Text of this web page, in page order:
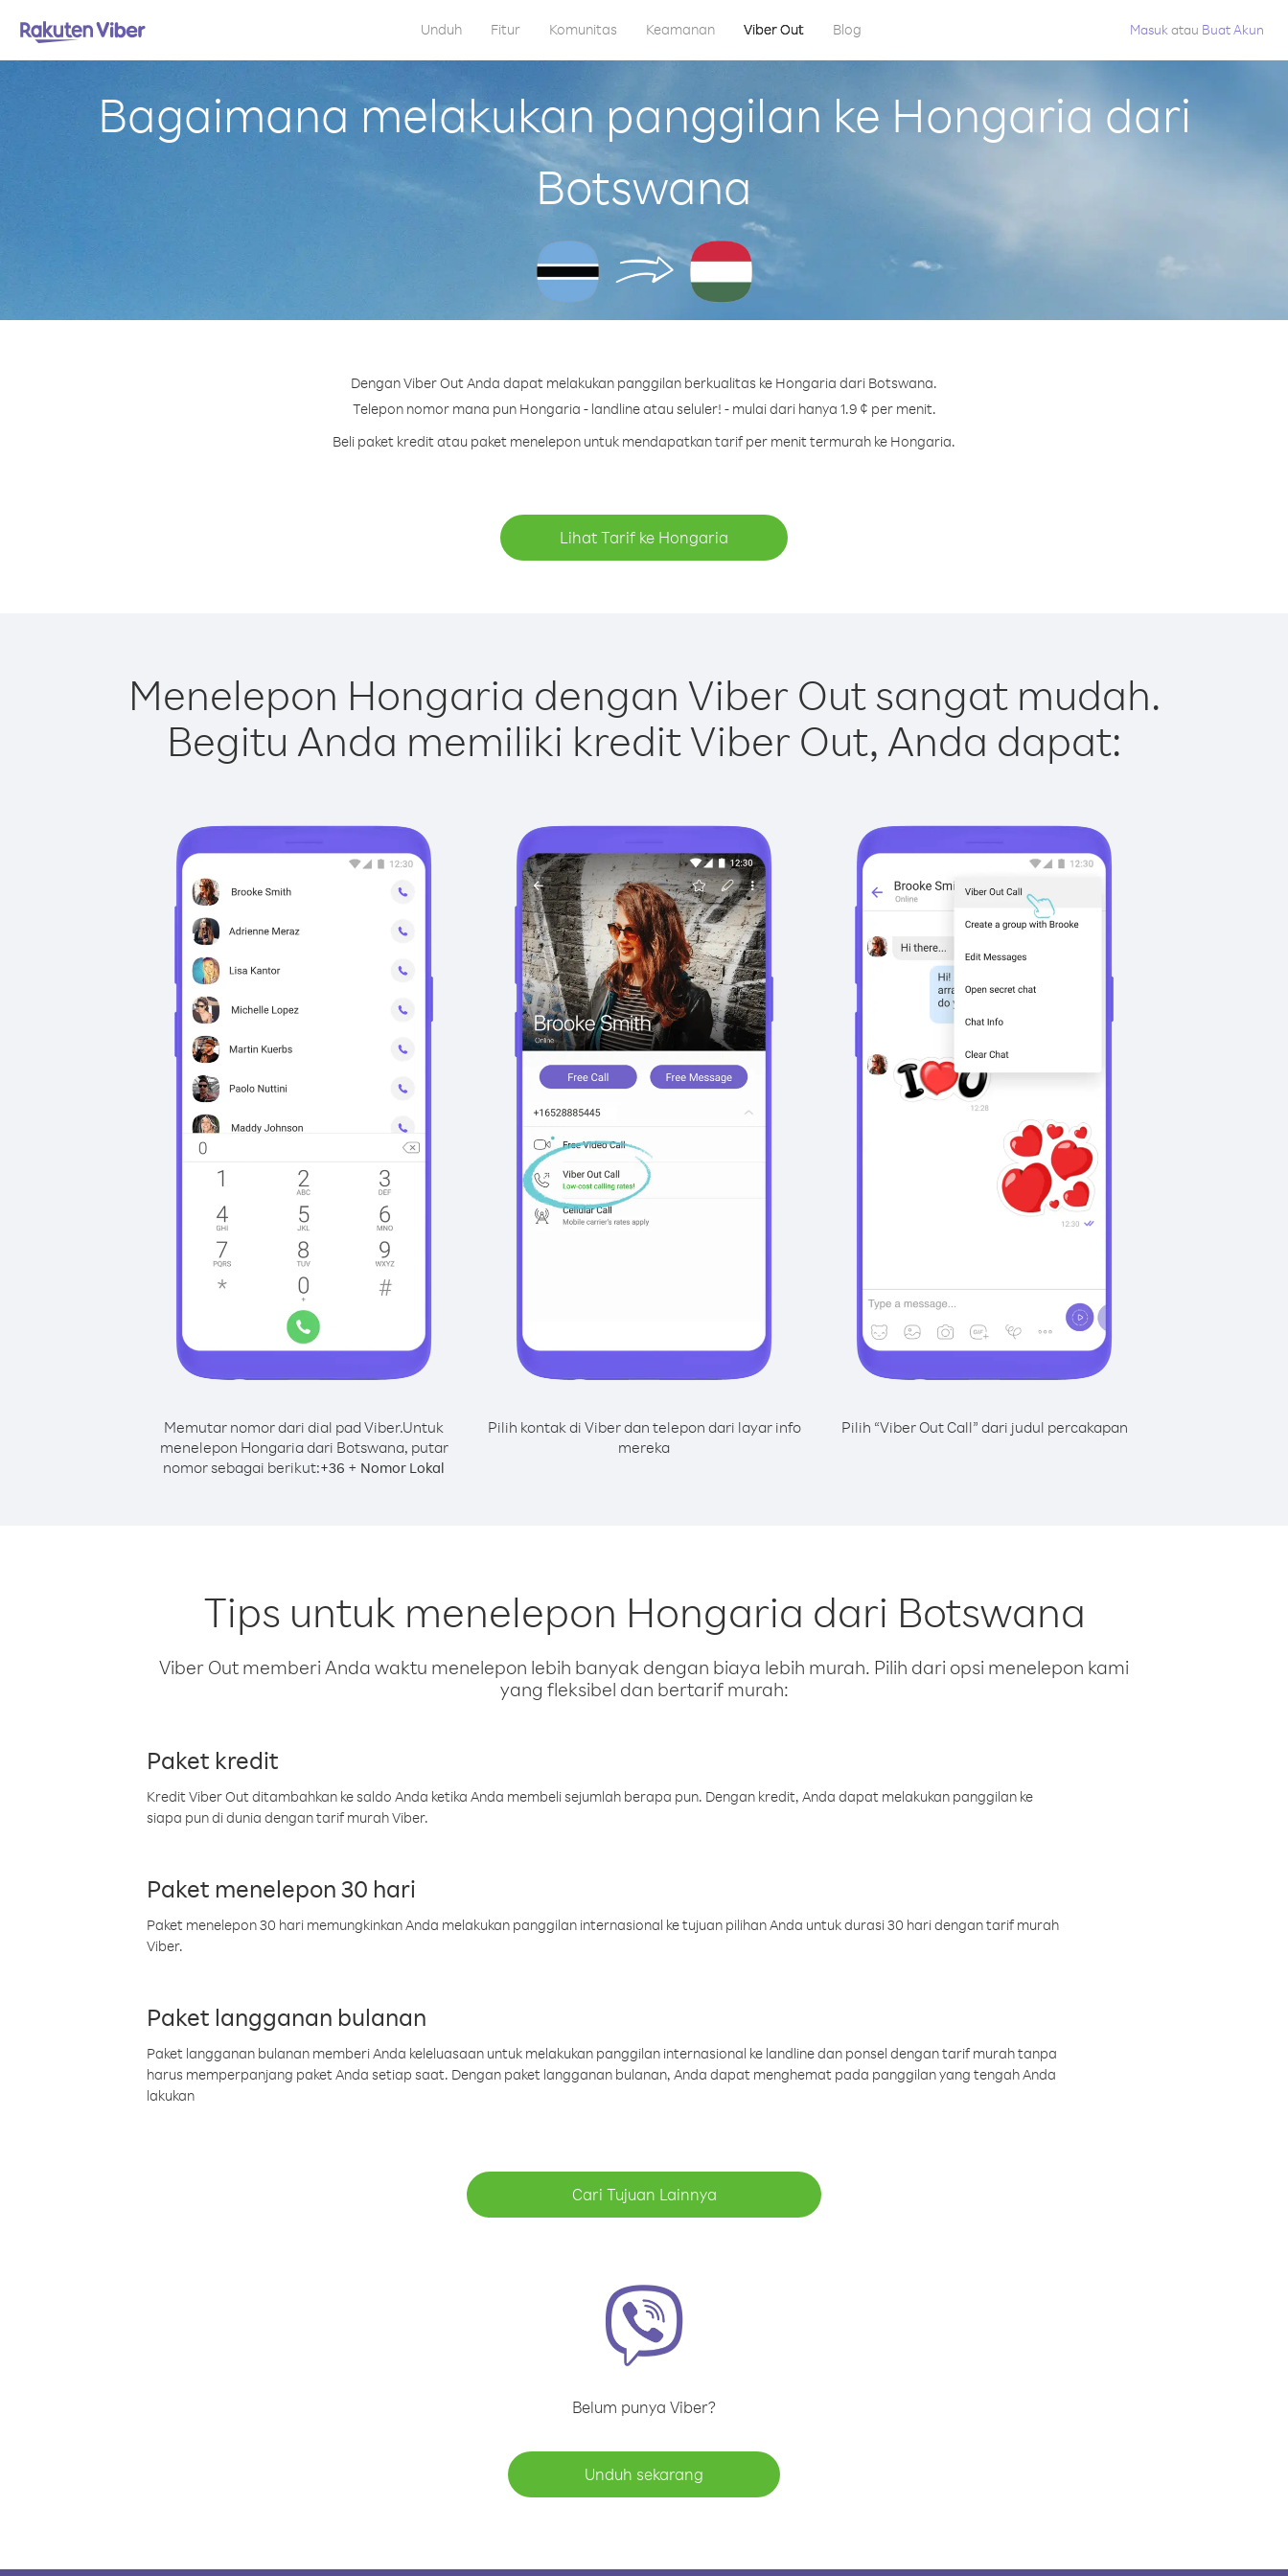
Unduh Fitur Komunitas Keamanan Viber Out Blog Masuk atau Buat Akun
Bagaimana melakukan panggilan ke Hongaria dari
Botswana
Dengan Viber Out Anda dapat melakukan panggilan berkualitas ke Hongaria dari Botswana.
Telepon nomor mana pun Hongaria - landline atau seluler! - mulai dari hanya 1.9 ¢ per menit.
Beli paket kredit atau paket menelepon untuk mendapatkan tarif per menit termurah ke Hongaria.
Lihat Tarif ke Hongaria
Menelepon Hongaria dengan Viber Out sangat mudah.
Begitu Anda memiliki kredit Viber Out, Anda dapat:
Memutar nomor dari dial pad Viber.Untuk
menelepon Hongaria dari Botswana, putar
nomor sebagai berikut:+36 + Nomor Lokal
Pilih kontak di Viber dan telepon dari layar info
mereka
Pilih “Viber Out Call” dari judul percakapan
Tips untuk menelepon Hongaria dari Botswana
Viber Out memberi Anda waktu menelepon lebih banyak dengan biaya lebih murah. Pilih dari opsi menelepon kami
yang fleksibel dan bertarif murah:
Paket kredit
Kredit Viber Out ditambahkan ke saldo Anda ketika Anda membeli sejumlah berapa pun. Dengan kredit, Anda dapat melakukan panggilan ke
siapa pun di dunia dengan tarif murah Viber.
Paket menelepon 30 hari
Paket menelepon 30 hari memungkinkan Anda melakukan panggilan internasional ke tujuan pilihan Anda untuk durasi 30 hari dengan tarif murah
Viber.
Paket langganan bulanan
Paket langganan bulanan memberi Anda keleluasaan untuk melakukan panggilan internasional ke landline dan ponsel dengan tarif murah tanpa
harus memperpanjang paket Anda setiap saat. Dengan paket langganan bulanan, Anda dapat menghemat pada panggilan yang tengah Anda
lakukan
Cari Tujuan Lainnya
Belum punya Viber?
Unduh sekarang